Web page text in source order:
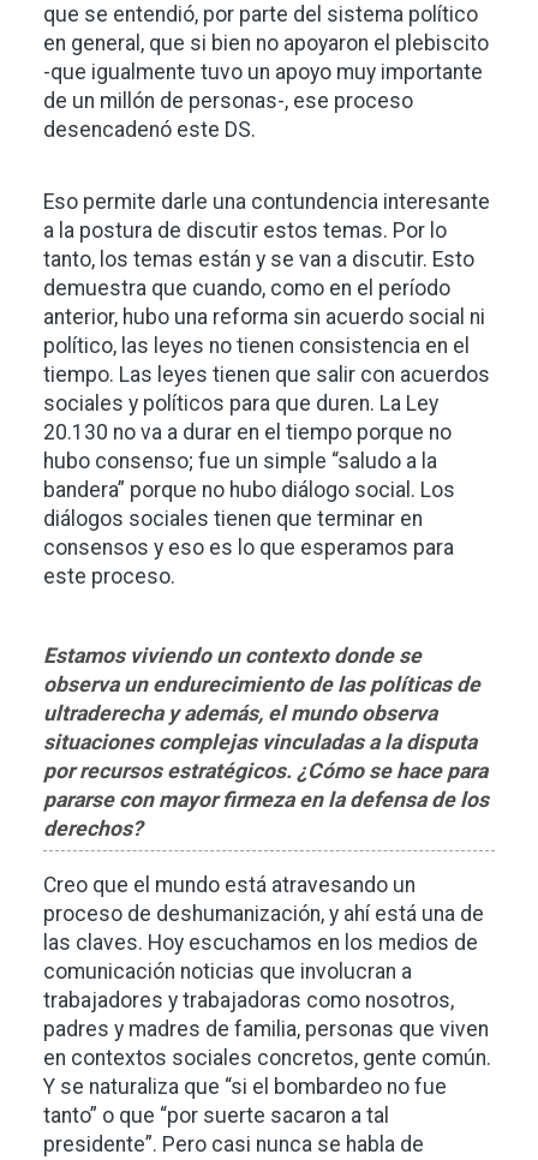
que se entendió, por parte del sistema político
en general, que si bien no apoyaron el plebiscito
-que igualmente tuvo un apoyo muy importante
de un millón de personas-, ese proceso
desencadenó este DS.
Eso permite darle una contundencia interesante
a la postura de discutir estos temas. Por lo
tanto, los temas están y se van a discutir. Esto
demuestra que cuando, como en el período
anterior, hubo una reforma sin acuerdo social ni
político, las leyes no tienen consistencia en el
tiempo. Las leyes tienen que salir con acuerdos
sociales y políticos para que duren. La Ley
20.130 no va a durar en el tiempo porque no
hubo consenso; fue un simple “saludo a la
bandera” porque no hubo diálogo social. Los
diálogos sociales tienen que terminar en
consensos y eso es lo que esperamos para
este proceso.
Estamos viviendo un contexto donde se
observa un endurecimiento de las políticas de
ultraderecha y además, el mundo observa
situaciones complejas vinculadas a la disputa
por recursos estratégicos. ¿Cómo se hace para
pararse con mayor firmeza en la defensa de los
derechos?
Creo que el mundo está atravesando un
proceso de deshumanización, y ahí está una de
las claves. Hoy escuchamos en los medios de
comunicación noticias que involucran a
trabajadores y trabajadoras como nosotros,
padres y madres de familia, personas que viven
en contextos sociales concretos, gente común.
Y se naturaliza que “si el bombardeo no fue
tanto” o que “por suerte sacaron a tal
presidente”. Pero casi nunca se habla de